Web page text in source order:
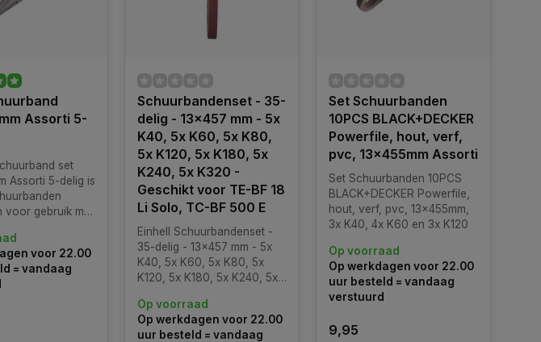
Assorti 5-
set
Assorti 5-delig is
voor gebruik met
voor 22.00
= vandaag
Schuurbandenset - 35-
delig - 13x457 mm - 5x
K40, 5x K60, 5x K80,
5x K120, 5x K180, 5x
K240, 5x K320 -
Geschikt voor TE-BF 18
Li Solo, TC-BF 500 E
Einhell Schuurbandenset -
35-delig - 13x457 mm - 5x
K40, 5x K60, 5x K80, 5x
K120, 5x K180, 5x K240, 5x
18 Li Solo, TC-BF 500 E
Op voorraad
Op werkdagen voor 22.00
uur besteld = vandaag
Set Schuurbanden
10PCS BLACK+DECKER
Powerfile, hout, verf,
pvc, 13x455mm Assorti
Set Schuurbanden 10PCS
BLACK+DECKER Powerfile,
hout, verf, pvc, 13x455mm,
3x K40, 4x K60 en 3x K120
Op voorraad
Op werkdagen voor 22.00
uur besteld = vandaag
verstuurd
9,95